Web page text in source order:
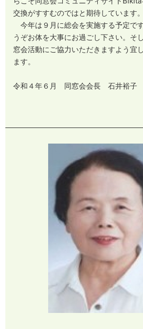
交換がすすむのではと期待しています。
今年は９月に総会を実施する予定で
うぞお体を大事にお過ごし下さい。そ
窓会活動にご協力いただきますよう宜
ます。
令和４年６月 同窓会会長 石井裕子